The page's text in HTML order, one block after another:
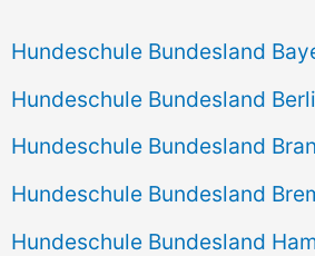
Hundeschule Bundesland
Hundeschule Bundesland
Hundeschule Bundesland
Hundeschule Bundesland
Hundeschule Bundesland